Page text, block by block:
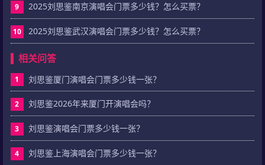
9 2025刘思鉴南京演唱会门票多少钱？怎么买票？
10 2025刘思鉴武汉演唱会门票多少钱？怎么买票？
相关问答
1 刘思鉴厦门演唱会门票多少钱一张？
2 刘思鉴2026年来厦门开演唱会吗？
3 刘思鉴演唱会门票多少钱一张？
4 刘思鉴上海演唱会门票多少钱一张？